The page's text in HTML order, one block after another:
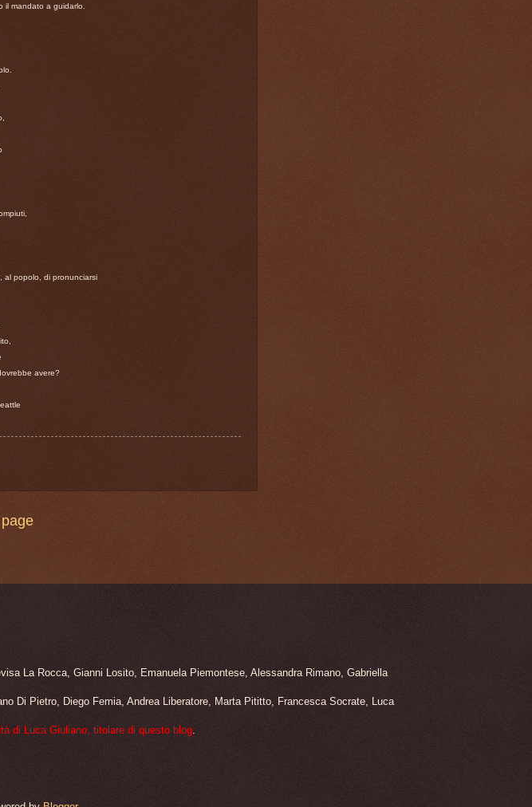
il mandato a guidarlo.
al popolo, di pronunciarsi
avere?
La Rocca, Gianni Losito, Emanuela Piemontese, Alessandra Rimano, Gabriella
Di Pietro, Diego Femia, Andrea Liberatore, Marta Pititto, Francesca Socrate, Luca
di Luca Giuliano, titolare di questo blog.